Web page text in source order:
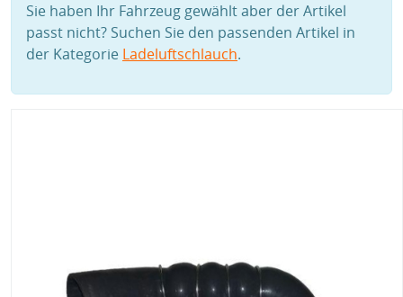
Sie haben Ihr Fahrzeug gewählt aber der Artikel
passt nicht? Suchen Sie den passenden Artikel in
der Kategorie Ladeluftschlauch.